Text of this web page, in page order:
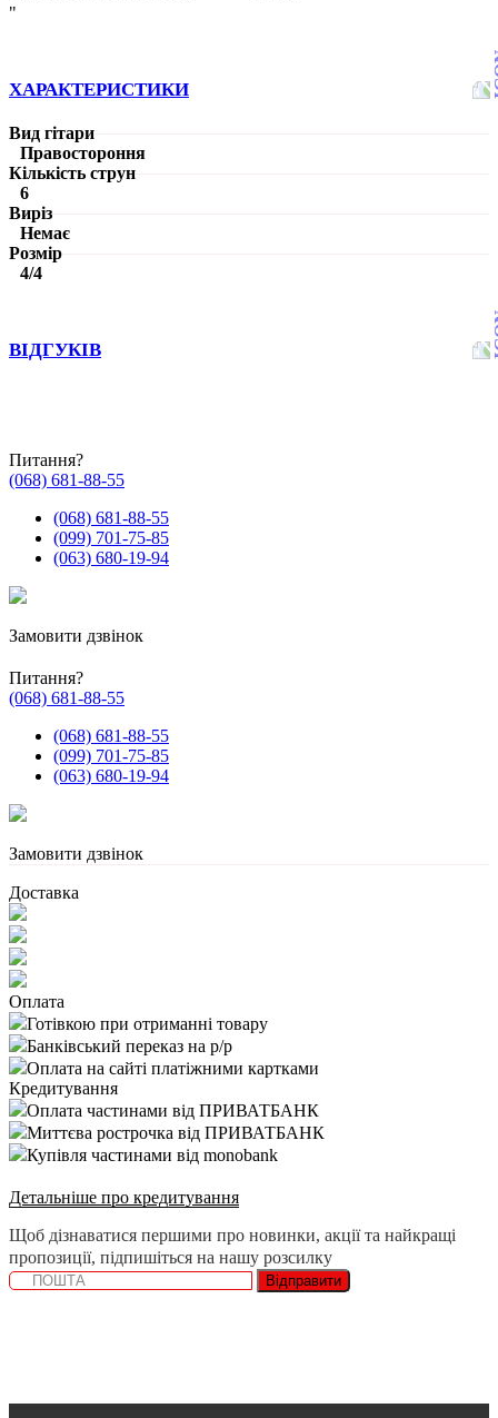
"
ХАРАКТЕРИСТИКИ
Вид гітари
Правостороння
Кількість струн
6
Виріз
Немає
Розмір
4/4
ВІДГУКІВ
Питання?
(068) 681-88-55
(068) 681-88-55
(099) 701-75-85
(063) 680-19-94
Замовити дзвінок
Питання?
(068) 681-88-55
(068) 681-88-55
(099) 701-75-85
(063) 680-19-94
Замовити дзвінок
Доставка
Оплата
Готівкою при отриманні товару
Банківський переказ на р/р
Оплата на сайті платіжними картками
Кредитування
Оплата частинами від ПРИВАТБАНК
Миттєва рострочка від ПРИВАТБАНК
Купівля частинами від monobank
Детальніше про кредитування
Щоб дізнаватися першими про новинки, акції та найкращі
пропозиції, підпишіться на нашу розсилку
Відправити